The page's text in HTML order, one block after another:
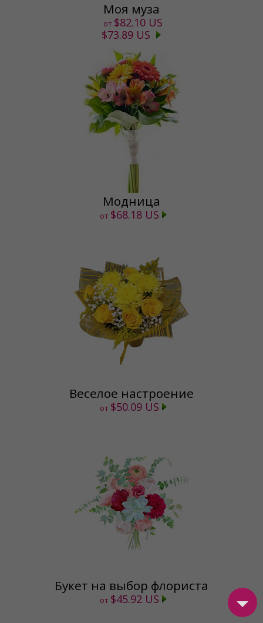
Моя муза
от $82.10 US
$73.89 US
Модница
от $68.18 US
Веселое настроение
от $50.09 US
Букет на выбор флориста
от $45.92 US